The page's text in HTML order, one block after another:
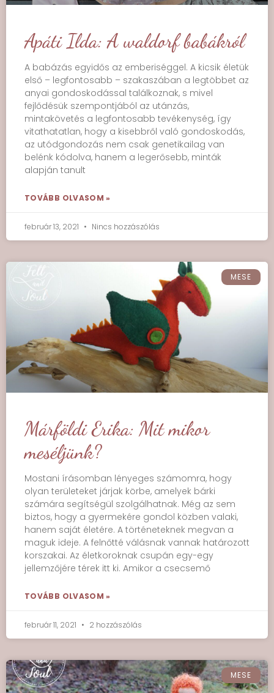
Apáti Ilda: A waldorf babákról
A babázás egyidős az emberiséggel. A kicsik életük
első – legfontosabb – szakaszában a legtöbbet az
anyai gondoskodással találkoznak, s mivel
fejlődésük szempontjából az utánzás,
mintakövetés a legfontosabb tevékenység, így
vitathatatlan, hogy a kisebbről való gondoskodás,
az utódgondozás nem csak genetikailag van
belénk kódolva, hanem a legerősebb, minták
alapján tanult
TOVÁBB OLVASOM »
február 13, 2021 Nincs hozzászólás
MESE
Márföldi Erika: Mit mikor
meséljünk?
Mostani írásomban lényeges számomra, hogy
olyan területeket járjak körbe, amelyek bárki
számára segítségül szolgálhatnak. Még az sem
biztos, hogy a gyermekére gondol közben valaki,
hanem saját életére. A történeteknek megvan a
maguk ideje. A felnőtté válásnak vannak határozott
korszakai. Az életkoroknak csupán egy-egy
jellemzőjére térek itt ki. Amikor a csecsemő
TOVÁBB OLVASOM »
február 11, 2021 2 hozzászólás
MESE